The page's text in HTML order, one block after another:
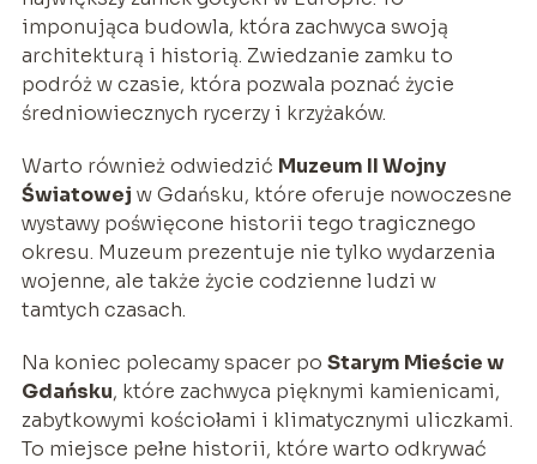
imponująca budowla, która zachwyca swoją
architekturą i historią. Zwiedzanie zamku to
podróż w czasie, która pozwala poznać życie
średniowiecznych rycerzy i krzyżaków.
Warto również odwiedzić Muzeum II Wojny
Światowej w Gdańsku, które oferuje nowoczesne
wystawy poświęcone historii tego tragicznego
okresu. Muzeum prezentuje nie tylko wydarzenia
wojenne, ale także życie codzienne ludzi w
tamtych czasach.
Na koniec polecamy spacer po Starym Mieście w
Gdańsku, które zachwyca pięknymi kamienicami,
zabytkowymi kościołami i klimatycznymi uliczkami.
To miejsce pełne historii, które warto odkrywać